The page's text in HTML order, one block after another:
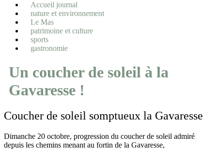
Accueil journal
nature et environnement
Le Mas
patrimoine et culture
sports
gastronomie
Un coucher de soleil à la
Gavaresse !
Coucher de soleil somptueux la Gavaresse
Dimanche 20 octobre, progression du coucher de soleil admiré
depuis les chemins menant au fortin de la Gavaresse,